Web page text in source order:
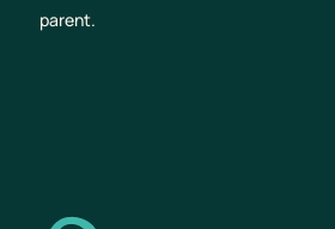
parent.